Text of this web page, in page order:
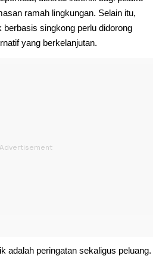
ramah lingkungan. Selain itu,
berbasis singkong perlu didorong
yang berkelanjutan.
adalah peringatan sekaligus peluang.